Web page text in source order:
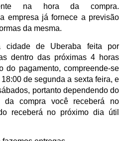
na hora da compra.
empresa já fornece a previsão
da mesma.
cidade de Uberaba feita por
dentro das próximas 4 horas
do pagamento, compreende-se
de segunda a sexta feira, e
portanto dependendo do
da compra você receberá no
receberá no próximo dia útil